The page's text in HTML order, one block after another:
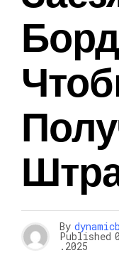
By
Published
.2025